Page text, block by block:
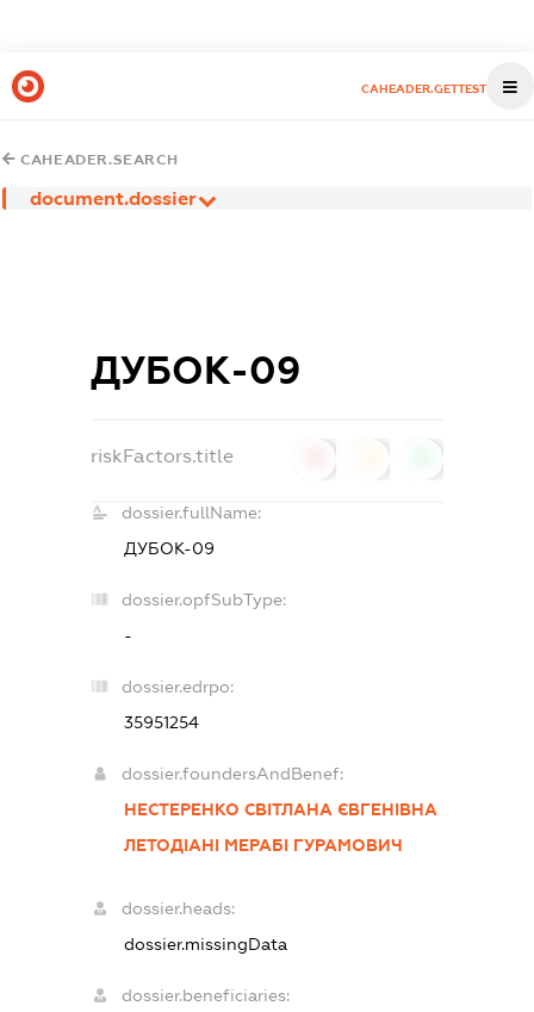
CAHEADER.GETTEST
CAHEADER.SEARCH
document.dossier
ДУБОК-09
riskFactors.title
dossier.fullName:
ДУБОК-09
dossier.opfSubType:
-
dossier.edrpo:
35951254
dossier.foundersAndBenef:
НЕСТЕРЕНКО СВІТЛАНА ЄВГЕНІВНА
ЛЕТОДІАНІ МЕРАБІ ГУРАМОВИЧ
dossier.heads:
dossier.missingData
dossier.beneficiaries: